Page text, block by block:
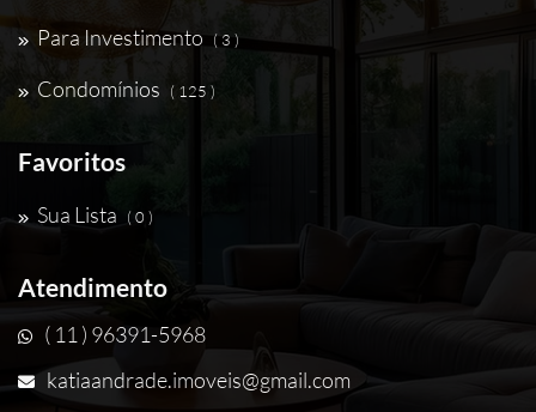
Para Investimento ( 3 )
Condomínios ( 125 )
Favoritos
Sua Lista ( 0 )
Atendimento
( 11 ) 96391-5968
katiaandrade.imoveis@gmail.com